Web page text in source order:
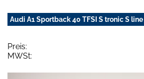
Audi A1 Sportback 40 TFSI S tronic S
Preis:
MWSt: